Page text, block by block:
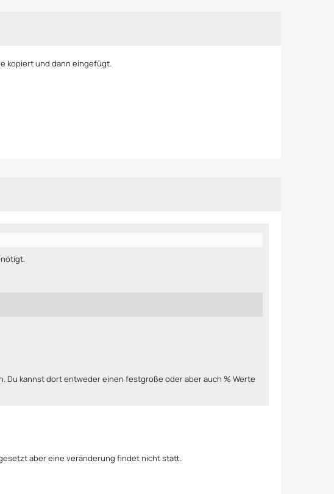
kopiert und dann eingefügt.
Du kannst dort entweder einen festgroße oder aber auch % Werte
aber eine veränderung findet nicht statt.